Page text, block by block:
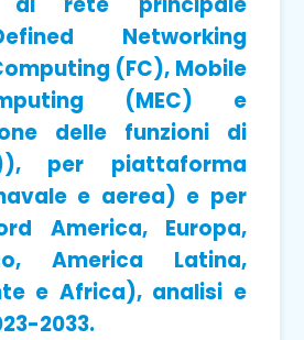
Networking
(FC), Mobile
(MEC) e
delle funzioni di
per piattaforma
e aerea) e per
America, Europa,
America Latina,
e Africa), analisi e
2033.